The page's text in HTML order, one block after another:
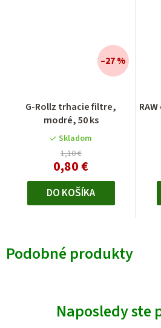
G-Rollz trhacie filtre,
modré, 50 ks
Skladom
1,10 €
0,80 €
–27 %
DO KOŠÍKA
Podobné produkty
Naposledy ste